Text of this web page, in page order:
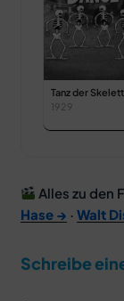
Tanz der
1929
Alles zu den
Hase → · Walt
Schreibe